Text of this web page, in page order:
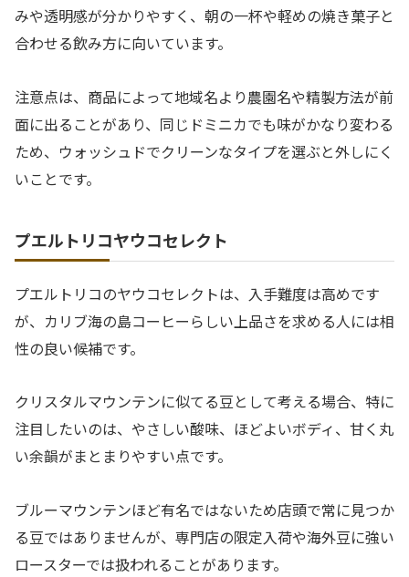
みや透明感が分かりやすく、朝の一杯や軽めの焼き菓子と
合わせる飲み方に向いています。
注意点は、商品によって地域名より農園名や精製方法が前
面に出ることがあり、同じドミニカでも味がかなり変わる
ため、ウォッシュドでクリーンなタイプを選ぶと外しにく
いことです。
プエルトリコヤウコセレクト
プエルトリコのヤウコセレクトは、入手難度は高めです
が、カリブ海の島コーヒーらしい上品さを求める人には相
性の良い候補です。
クリスタルマウンテンに似てる豆として考える場合、特に
注目したいのは、やさしい酸味、ほどよいボディ、甘く丸
い余韻がまとまりやすい点です。
ブルーマウンテンほど有名ではないため店頭で常に見つか
る豆ではありませんが、専門店の限定入荷や海外豆に強い
ロースターでは扱われることがあります。